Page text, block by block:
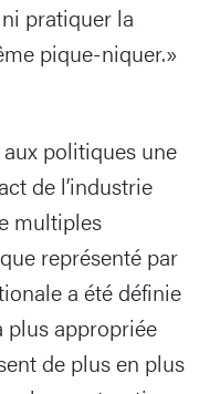
pratiquer la
pique-niquer.»
politiques une
de l’industrie
multiples
représenté par
a été définie
plus appropriée
de plus en plus